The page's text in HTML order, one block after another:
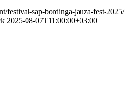
festival-sap-bordinga-jauza-fest-2025/
2025-08-07T11:00:00+03:00